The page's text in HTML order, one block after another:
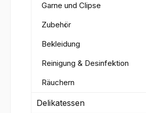
Garne und Clipse
Zubehör
Bekleidung
Reinigung & Desinfektion
Räuchern
Delikatessen